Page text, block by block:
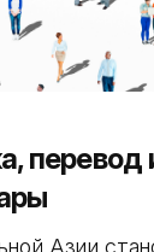
перевод